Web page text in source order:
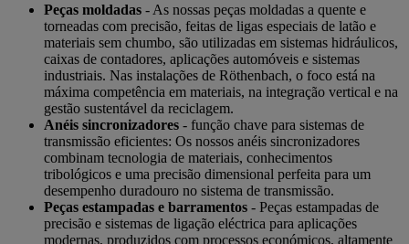
Peças moldadas - As nossas peças moldadas a quente e
torneadas com precisão, feitas de ligas especiais de latão e
materiais sem chumbo, são utilizadas em sistemas hidráulicos,
caixas de contadores, aplicações automóveis e sistemas
industriais. Nas instalações de Röthenbach, o foco está na
máxima competência em materiais, na integração vertical e na
gestão sustentável da reciclagem.
Anéis sincronizadores - função chave para sistemas de
transmissão eficientes: Os nossos anéis sincronizadores
combinam tecnologia de materiais, conhecimentos
tribológicos e uma precisão dimensional perfeita para um
desempenho duradouro no sistema de transmissão.
Peças estampadas e barramentos - Peças estampadas de
precisão e sistemas de ligação eléctrica para aplicações
modernas, produzidos com processos económicos, altamente